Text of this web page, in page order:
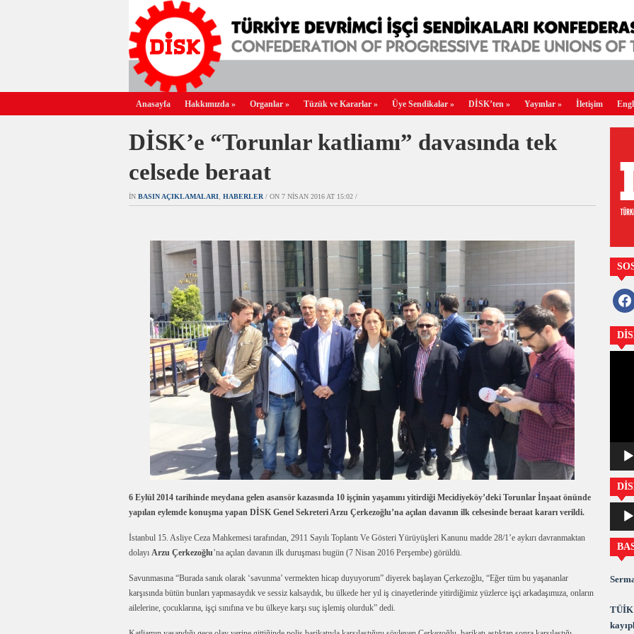
Anasayfa Hakkımızda » Organlar » Tüzük ve Kararlar » Üye Sendikalar » DİSK’ten » Yayınlar » İletişim
DİSK’e “Torunlar katliamı” davasında tek
celsede beraat
IN BASIN AÇIKLAMALARI HABERLER / ON 7 NISAN 2016 AT 15:02 /
6 Eylül 2014 tarihinde meydana gelen asansör kazasında 10 işçinin yaşamını yitirdiği Mecidiyeköy’deki Torunlar İnşaat önünde
yapılan eylemde konuşma yapan DİSK Genel Sekreteri Arzu Çerkezoğlu’na açılan davanın ilk celsesinde beraat kararı verildi.
İstanbul 15. Asliye Ceza Mahkemesi tarafından, 2911 Sayılı Toplantı Ve Gösteri Yürüyüşleri Kanunu madde 28/1’e aykırı davranmaktan
dolayı Arzu Çerkezoğlu’na açılan davanın ilk duruşması bugün (7 Nisan 2016 Perşembe) görüldü.
Savunmasına “Burada sanık olarak ‘savunma’ vermekten hicap duyuyorum” diyerek başlayan Çerkezoğlu, “Eğer tüm bu yaşananlar
karşısında bütün bunları yapmasaydık ve sessiz kalsaydık, bu ülkede her yıl iş cinayetlerinde yitirdiğimiz yüzlerce işçi arkadaşımıza, onların
ailelerine, çocuklarına, işçi sınıfına ve bu ülkeye karşı suç işlemiş olurduk” dedi.
oynatıcı
TÜİK